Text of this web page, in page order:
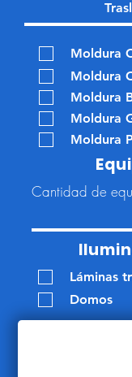
Moldura
Moldura
Moldura
Moldura
Moldura
Cantidad de
Láminas
Domos